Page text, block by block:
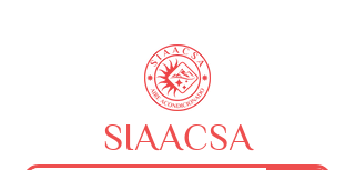
SIAACSA